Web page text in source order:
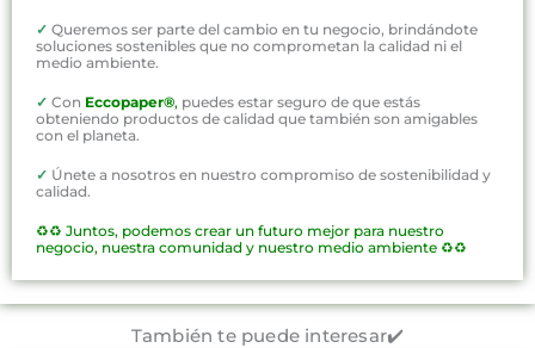
✓ Queremos ser parte del cambio en tu negocio, brindándote
soluciones sostenibles que no comprometan la calidad ni el
medio ambiente.
✓ Con Eccopaper®, puedes estar seguro de que estás
obteniendo productos de calidad que también son amigables
con el planeta.
✓ Únete a nosotros en nuestro compromiso de sostenibilidad y
calidad.
♻️♻️ Juntos, podemos crear un futuro mejor para nuestro
negocio, nuestra comunidad y nuestro medio ambiente ♻️♻️
También te puede interesar✔️